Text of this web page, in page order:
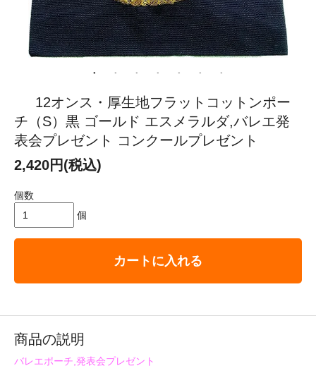
12オンス・厚生地フラットコットンポー
チ（S）黒 ゴールド エスメラルダ,バレエ発
表会プレゼント コンクールプレゼント
2,420円(税込)
個数
個
カートに入れる
商品の説明
バレエポーチ,発表会プレゼント